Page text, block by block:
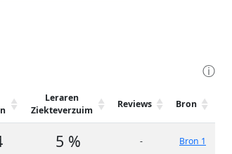
ⓘ
Leraren
Ziekteverzuim
Reviews Bron
5 % - Bron 1